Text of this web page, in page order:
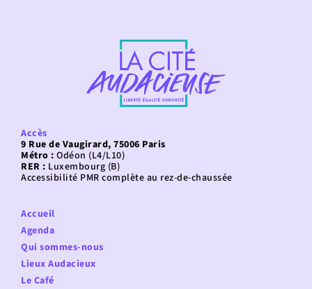
Accès
9 Rue de Vaugirard, 75006 Paris
Métro : Odéon (L4/L10)
RER : Luxembourg (B)
Accessibilité PMR complète au rez-de-chaussée
Accueil
Agenda
Qui sommes-nous
Lieux Audacieux
Le Café